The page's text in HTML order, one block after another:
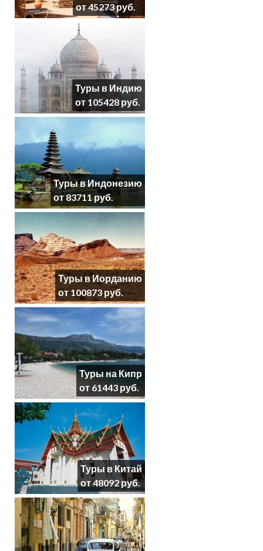
от 45273 руб.
Туры в Индию
от 105428 руб.
Туры в Индонезию
от 83711 руб.
Туры в Иорданию
от 100873 руб.
Туры на Кипр
от 61443 руб.
Туры в Китай
от 48092 руб.